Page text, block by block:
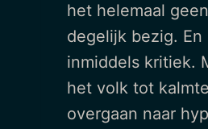
het helemaal
degelijk bezig.
inmiddels kritiek.
het volk tot
overgaan naar